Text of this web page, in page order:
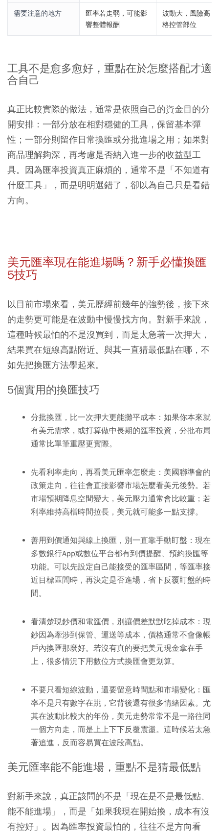
需要注意的地方
匯率若走弱，可能影
響整體報酬
波動大，風險高，
格控管部位
工具不是愈多愈好，重點在於怎麼搭配才適
合自己
真正比較實際的做法，通常是依照自己的資金目的分
開安排：一部分放在相對穩健的工具，保留基本彈
性；一部分則留作日常換匯或分批進場之用；如果對
商品理解夠深，再考慮是否納入進一步的收益型工
具。因為匯率投資真正麻煩的，通常不是「不知道有
什麼工具」，而是明明選錯了，卻以為自己只是看錯
方向。
美元匯率現在能進場嗎？新手必懂換匯
5技巧
以目前市場來看，美元歷經前幾年的強勢後，接下來
的走勢更可能是在波動中慢慢找方向。對新手來說，
這種時候最怕的不是沒買到，而是太急著一次押大，
結果買在短線高點附近。與其一直猜最低點在哪，不
如先把換匯方法學起來。
5個實用的換匯技巧
分批換匯，比一次押大更能攤平成本： 如果你本來就
有美元需求，或打算做中長期的匯率投資，分批布局
通常比單筆重壓更實際。
先看利率走向，再看美元匯率怎麼走： 美國聯準會的
政策走向，往往會直接影響市場怎麼看美元後勢。若
市場預期降息空間變大，美元壓力通常會比較重；若
利率維持高檔時間拉長，美元就可能多一點支撐。
善用到價通知與線上換匯，別一直靠手動盯盤： 現在
多數銀行App或數位平台都有到價提醒、預約換匯等
功能。可以先設定自己能接受的匯率區間，等匯率接
近目標區間時，再決定是否進場，省下反覆盯盤的時
間。
看清楚現鈔價和電匯價，別讓價差默默吃掉成本： 現
鈔因為牽涉到保管、運送等成本，價格通常不會像帳
戶內換匯那麼好。若沒有真的要把美元現金拿在手
上，很多情況下用數位方式換匯會更划算。
不要只看短線波動，還要留意時間點和市場變化： 匯
率不是只有數字在跳，它背後還有很多情緒因素。尤
其在波動比較大的年份，美元走勢常常不是一路往同
一個方向走，而是上上下下反覆震盪。這時候若太急
著追進，反而容易買在波段高點。
美元匯率能不能進場，重點不是猜最低點
對新手來說，真正該問的不是「現在是不是最低點、
能不能進場」，而是「如果我現在開始換，成本有沒
有控好」。因為匯率投資最怕的，往往不是方向看